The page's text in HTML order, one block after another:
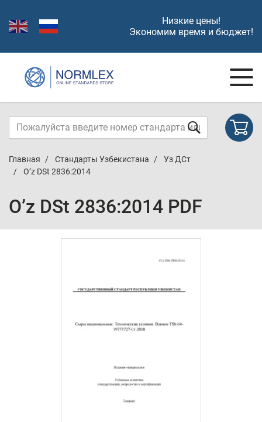
Низкие цены!
Экономим время и бюджет!
Главная Стандарты Узбекистана
Уз ДСт
O’z DSt 2836:2014
O’z DSt 2836:2014 PDF